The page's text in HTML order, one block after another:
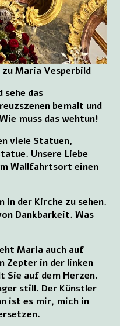
Maria Vesperbild
sehe das
bemalt und
muss das wehtun!
viele Statuen,
Unsere Liebe
Wallfahrtsort einen
in der Kirche zu sehen.
Dankbarkeit. Was
Maria auch auf
Zepter in der linken
Sie auf dem Herzen.
still. Der Künstler
ist es mir, mich in